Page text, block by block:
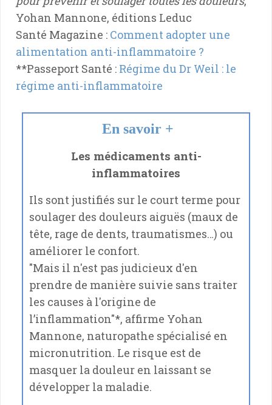
Yohan Mannone, éditions Leduc
Santé Magazine : Comment adopter une
alimentation anti-inflammatoire ?
**Passeport Santé : Régime du Dr Weil : le
régime anti-inflammatoire
En savoir +
Les médicaments anti-
inflammatoires
Ils sont justifiés sur le court terme pour
soulager des douleurs aiguës (maux de
tête, rage de dents, traumatismes…) ou
améliorer le confort.
"Mais il n'est pas judicieux d'en
prendre de manière suivie sans traiter
les causes à l'origine de
l’inflammation"*, affirme Yohan
Mannone, naturopathe spécialisé en
micronutrition. Le risque est de
masquer la douleur en laissant se
développer la maladie.